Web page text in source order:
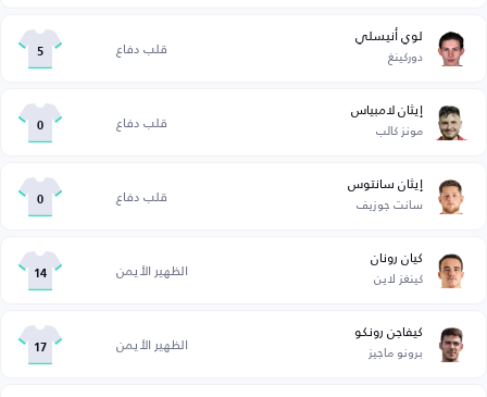
لوي أنيسلي
دوركينغ قلب دفاع 5
إيثان لامبياس
مونز كالب قلب دفاع 0
إيثان سانتوس
سانت جوزيف قلب دفاع 0
كيان رونان
كينغز لاين الظهير الأيمن 14
كيفاجن رونكو
برونو ماجيز الظهير الأيمن 17